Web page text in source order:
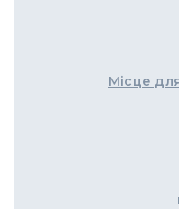
Місце